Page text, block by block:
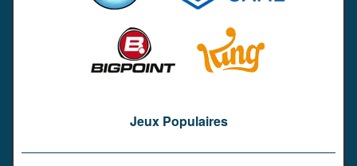
Jeux Populaires